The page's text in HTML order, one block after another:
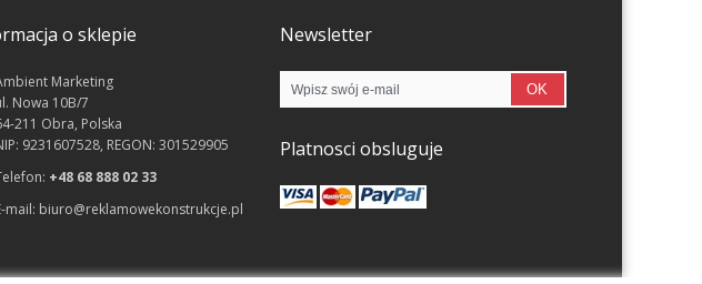
o sklepie
Marketing
Nowa 10B/7
211 Obra, Polska
9231607528, REGON: 301529905
+48 68 888 02 33
mail: biuro@reklamowekonstrukcje.pl
Newsletter
OK
Platnosci obsluguje